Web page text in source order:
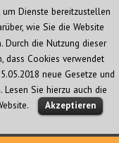
MENÜ
UND
Dienste bereitzustellen
wie Sie die Website
Durch die Nutzung dieser
dass Cookies verwendet
neue Gesetze und
Sie hierzu auch die
Akzeptieren